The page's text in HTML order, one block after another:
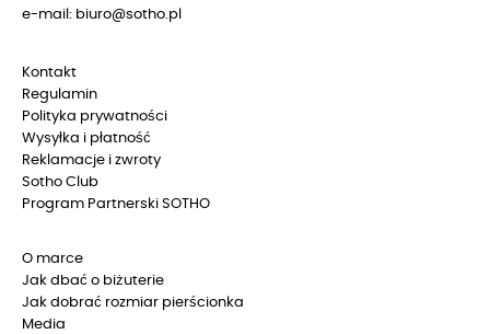
e-mail: biuro@sotho.pl
Kontakt
Regulamin
Polityka prywatności
Wysyłka i płatność
Reklamacje i zwroty
Sotho Club
Program Partnerski SOTHO
O marce
Jak dbać o biżuterie
Jak dobrać rozmiar pierścionka
Media